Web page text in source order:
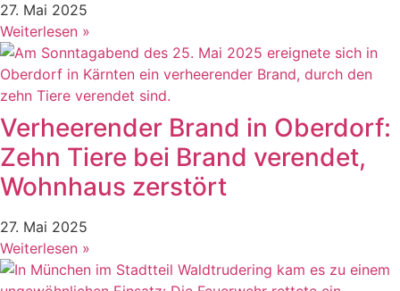
27. Mai 2025
Weiterlesen »
Verheerender Brand in Oberdorf:
Zehn Tiere bei Brand verendet,
Wohnhaus zerstört
27. Mai 2025
Weiterlesen »